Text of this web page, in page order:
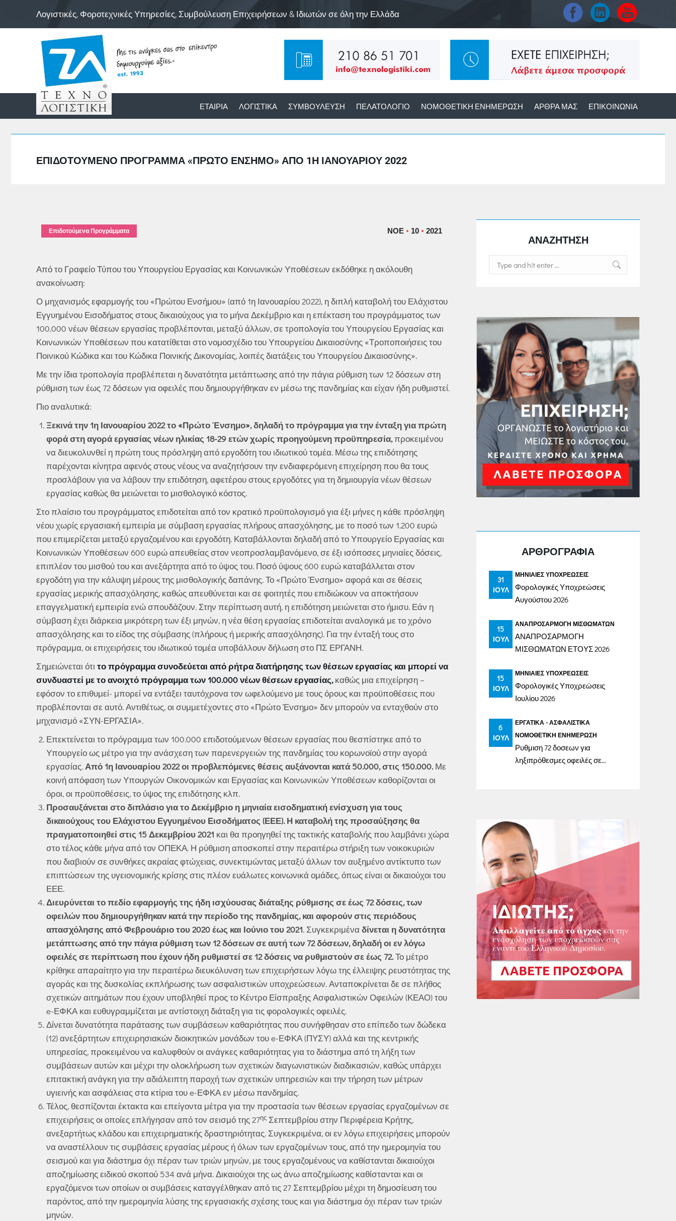
Λογιστικές, Φοροτεχνικές Υπηρεσίες, Συμβούλευση Επιχειρήσεων & Ιδιωτών σε όλη την Ελλάδα
ΕΤΑΙΡΊΑ ΛΟΓΙΣΤΙΚΆ ΣΥΜΒΟΎΛΕΥΣΗ ΠΕΛΑΤΟΛΌΓΙΟ ΝΟΜΟΘΕΤΙΚΉ ΕΝΗΜΈΡΩΣΗ ΆΡΘΡΑ ΜΑΣ ΕΠΙΚΟΙΝΩΝΊΑ
ΕΠΙΔΟΤΟΎΜΕΝΟ ΠΡΌΓΡΑΜΜΑ «ΠΡΏΤΟ ΈΝΣΗΜΟ» ΑΠΌ 1Η ΙΑΝΟΥΑΡΊΟΥ 2022
ΝΟΈ 10 2021
Επιδοτούμενα Προγράμματα
Από το Γραφείο Τύπου του Υπουργείου Εργασίας και Κοινωνικών Υποθέσεων εκδόθηκε η ακόλουθη
ανακοίνωση:
Ο μηχανισμός εφαρμογής του «Πρώτου Ενσήμου» (από 1η Ιανουαρίου 2022), η διπλή καταβολή του Ελάχιστου
Εγγυημένου Εισοδήματος στους δικαιούχους για το μήνα Δεκέμβριο και η επέκταση του προγράμματος των
100.000 νέων θέσεων εργασίας προβλέπονται, μεταξύ άλλων, σε τροπολογία του Υπουργείου Εργασίας και
Κοινωνικών Υποθέσεων που κατατίθεται στο νομοσχέδιο του Υπουργείου Δικαιοσύνης «Τροποποιήσεις του
Ποινικού Κώδικα και του Κώδικα Ποινικής Δικονομίας, λοιπές διατάξεις του Υπουργείου Δικαιοσύνης».
Με την ίδια τροπολογία προβλέπεται η δυνατότητα μετάπτωσης από την πάγια ρύθμιση των 12 δόσεων στη
ρύθμιση των έως 72 δόσεων για οφειλές που δημιουργήθηκαν εν μέσω της πανδημίας και είχαν ήδη ρυθμιστεί.
Πιο αναλυτικά:
Ξεκινά την 1η Ιανουαρίου 2022 το «Πρώτο Ένσημο», δηλαδή το πρόγραμμα για την ένταξη για πρώτη
φορά στη αγορά εργασίας νέων ηλικίας 18-29 ετών χωρίς προηγούμενη προϋπηρεσία,προκειμένου
να διευκολυνθεί η πρώτη τους πρόσληψη από εργοδότη του ιδιωτικού τομέα. Μέσω της επιδότησης
παρέχονται κίνητρα αφενός στους νέους να αναζητήσουν την ενδιαφερόμενη επιχείρηση που θα τους
προσλάβουν για να λάβουν την επιδότηση, αφετέρου στους εργοδότες για τη δημιουργία νέων θέσεων
εργασίας καθώς θα μειώνεται το μισθολογικό κόστος.
Στο πλαίσιο του προγράμματος επιδοτείται από τον κρατικό προϋπολογισμό για έξι μήνες η κάθε πρόσληψη
νέου χωρίς εργασιακή εμπειρία με σύμβαση εργασίας πλήρους απασχόλησης, με το ποσό των 1.200 ευρώ
που επιμερίζεται μεταξύ εργαζομένου και εργοδότη. Καταβάλλονται δηλαδή από το Υπουργείο Εργασίας και
Κοινωνικών Υποθέσεων 600 ευρώ απευθείας στον νεοπροσλαμβανόμενο, σε έξι ισόποσες μηνιαίες δόσεις,
επιπλέον του μισθού του και ανεξάρτητα από το ύψος του. Ποσό ύψους 600 ευρώ καταβάλλεται στον
εργοδότη για την κάλυψη μέρους της μισθολογικής δαπάνης. Το «Πρώτο Ένσημο» αφορά και σε θέσεις
εργασίας μερικής απασχόλησης, καθώς απευθύνεται και σε φοιτητές που επιδιώκουν να αποκτήσουν
επαγγελματική εμπειρία ενώ σπουδάζουν. Στην περίπτωση αυτή, η επιδότηση μειώνεται στο ήμισυ. Εάν η
σύμβαση έχει διάρκεια μικρότερη των έξι μηνών, η νέα θέση εργασίας επιδοτείται αναλογικά με το χρόνο
απασχόλησης και το είδος της σύμβασης (πλήρους ή μερικής απασχόλησης). Για την ένταξή τους στο
πρόγραμμα, οι επιχειρήσεις του ιδιωτικού τομέα υποβάλλουν δήλωση στο ΠΣ ΕΡΓΑΝΗ.
Σημειώνεται ότι το πρόγραμμα συνοδεύεται από ρήτρα διατήρησης των θέσεων εργασίας και μπορεί να
συνδυαστεί με το ανοιχτό πρόγραμμα των 100.000 νέων θέσεων εργασίας,καθώς μια επιχείρηση –
εφόσον το επιθυμεί- μπορεί να εντάξει ταυτόχρονα τον ωφελούμενο με τους όρους και προϋποθέσεις που
προβλέπονται σε αυτό. Αντιθέτως, οι συμμετέχοντες στο «Πρώτο Ένσημο» δεν μπορούν να ενταχθούν στο
μηχανισμό «ΣΥΝ-ΕΡΓΑΣΙΑ».
Επεκτείνεται το πρόγραμμα των 100.000 επιδοτούμενων θέσεων εργασίας που θεσπίστηκε από το
Υπουργείο ως μέτρο για την ανάσχεση των παρενεργειών της πανδημίας του κορωνοϊού στην αγορά
εργασίας.Από 1η Ιανουαρίου 2022 οι προβλεπόμενες θέσεις αυξάνονται κατά 50.000, στις 150.000.Με
κοινή απόφαση των Υπουργών Οικονομικών και Εργασίας και Κοινωνικών Υποθέσεων καθορίζονται οι
όροι, οι προϋποθέσεις, το ύψος της επιδότησης κλπ.
Προσαυξάνεται στο διπλάσιο για το Δεκέμβριο η μηνιαία εισοδηματική ενίσχυση για τους
δικαιούχους του Ελάχιστου Εγγυημένου Εισοδήματος (ΕΕΕ). Η καταβολή της προσαύξησης θα
πραγματοποιηθεί στις 15 Δεκεμβρίου 2021 και θα προηγηθεί της τακτικής καταβολής που λαμβάνει χώρα
στο τέλος κάθε μήνα από τον ΟΠΕΚΑ. Η ρύθμιση αποσκοπεί στην περαιτέρω στήριξη των νοικοκυριών
που διαβιούν σε συνθήκες ακραίας φτώχειας, συνεκτιμώντας μεταξύ άλλων τον αυξημένο αντίκτυπο των
επιπτώσεων της υγειονομικής κρίσης στις πλέον ευάλωτες κοινωνικά ομάδες, όπως είναι οι δικαιούχοι του
ΕΕΕ.
Διευρύνεται το πεδίο εφαρμογής της ήδη ισχύουσας διάταξης ρύθμισης σε έως 72 δόσεις, των
οφειλών που δημιουργήθηκαν κατά την περίοδο της πανδημίας, και αφορούν στις περιόδους
απασχόλησης από Φεβρουάριο του 2020 έως και Ιούνιο του 2021. Συγκεκριμένα δίνεται η δυνατότητα
μετάπτωσης από την πάγια ρύθμιση των 12 δόσεων σε αυτή των 72 δόσεων, δηλαδή οι εν λόγω
οφειλές σε περίπτωση που έχουν ήδη ρυθμιστεί σε 12 δόσεις να ρυθμιστούν σε έως 72.Το μέτρο
κρίθηκε απαραίτητο για την περαιτέρω διευκόλυνση των επιχειρήσεων λόγω της έλλειψης ρευστότητας της
αγοράς και της δυσκολίας εκπλήρωσης των ασφαλιστικών υποχρεώσεων. Ανταποκρίνεται δε σε πλήθος
σχετικών αιτημάτων που έχουν υποβληθεί προς το Κέντρο Είσπραξης Ασφαλιστικών Οφειλών (ΚΕΑΟ) του
e-ΕΦΚΑ και ευθυγραμμίζεται με αντίστοιχη διάταξη για τις φορολογικές οφειλές.
Δίνεται δυνατότητα παράτασης των συμβάσεων καθαριότητας που συνήφθησαν στο επίπεδο των δώδεκα
(12) ανεξάρτητων επιχειρησιακών διοικητικών μονάδων του e-ΕΦΚΑ (ΠΥΣΥ) αλλά και της κεντρικής
υπηρεσίας, προκειμένου να καλυφθούν οι ανάγκες καθαριότητας για το διάστημα από τη λήξη των
συμβάσεων αυτών και μέχρι την ολοκλήρωση των σχετικών διαγωνιστικών διαδικασιών, καθώς υπάρχει
επιτακτική ανάγκη για την αδιάλειπτη παροχή των σχετικών υπηρεσιών και την τήρηση των μέτρων
υγιεινής και ασφάλειας στα κτίρια του e-ΕΦΚΑ εν μέσω πανδημίας.
Τέλος, θεσπίζονται έκτακτα και επείγοντα μέτρα για την προστασία των θέσεων εργασίας εργαζομένων σε
επιχειρήσεις οι οποίες επλήγησαν από τον σεισμό της 27ης Σεπτεμβρίου στην Περιφέρεια Κρήτης,
ανεξαρτήτως κλάδου και επιχειρηματικής δραστηριότητας. Συγκεκριμένα, οι εν λόγω επιχειρήσεις μπορούν
να αναστέλλουν τις συμβάσεις εργασίας μέρους ή όλων των εργαζομένων τους, από την ημερομηνία του
σεισμού και για διάστημα όχι πέραν των τριών μηνών, με τους εργαζομένους να καθίστανται δικαιούχοι
αποζημίωσης ειδικού σκοπού 534 ανά μήνα. Δικαιούχοι της ως άνω αποζημίωσης καθίστανται και οι
εργαζόμενοι των οποίων οι συμβάσεις καταγγέλθηκαν από τις 27 Σεπτεμβρίου μέχρι τη δημοσίευση του
παρόντος, από την ημερομηνία λύσης της εργασιακής σχέσης τους και για διάστημα όχι πέραν των τριών
μηνών.
ΑΝΑΖΗΤΗΣΗ
Search:
ΑΡΘΡΟΓΡΑΦΙΑ
31
ΙΟΎΛ
ΜΗΝΙΑΊΕΣ ΥΠΟΧΡΕΏΣΕΙΣ
Φορολογικές Υποχρεώσεις
Αυγούστου 2026
15
ΙΟΎΛ
ΑΝΑΠΡΟΣΑΡΜΟΓΉ ΜΙΣΘΩΜΆΤΩΝ
ΑΝΑΠΡΟΣΑΡΜΟΓΗ
ΜΙΣΘΩΜΑΤΩΝ ΕΤΟΥΣ 2026
15
ΙΟΎΛ
ΜΗΝΙΑΊΕΣ ΥΠΟΧΡΕΏΣΕΙΣ
Φορολογικές Υποχρεώσεις
Ιουλίου 2026
6
ΙΟΎΛ
ΕΡΓΑΤΙΚΆ - ΑΣΦΑΛΙΣΤΙΚΆ
ΝΟΜΟΘΕΤΙΚΉ ΕΝΗΜΈΡΩΣΗ
Ρυθμιση 72 δοσεων για
ληξιπρόθεσμες οφειλές σε